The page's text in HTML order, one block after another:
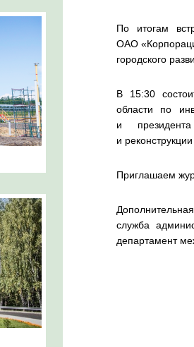
По итогам
ОАО
городского
В 15:30
области по
и
и
Приглашаем
служба
департамент